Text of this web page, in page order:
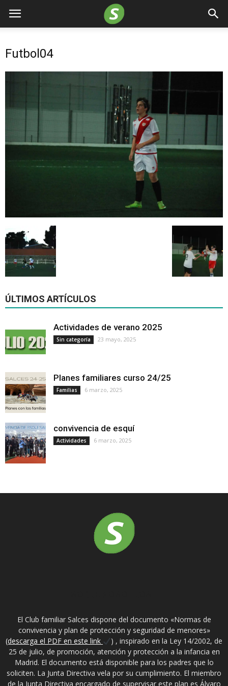
Futbol04
ÚLTIMOS ARTÍCULOS
Actividades de verano 2025
Sin categoría 23 mayo, 2025
Planes familiares curso 24/25
Familias 6 marzo, 2025
convivencia de esquí
Actividades 6 marzo, 2025
El Club familiar Salces dispone del documento «Normas de
convivencia y plan de protección y seguridad de menores»
(descarga el PDF en este link
) , inspirado en la Ley 14/2002, de
25 de julio, de promoción, atención y protección a la infancia en
Madrid. El documento está disponible para los padres que lo
soliciten. La Junta Directiva vela por su cumplimiento. El miembro
de la Junta Directiva encargado de supervisar este plan es Álvaro